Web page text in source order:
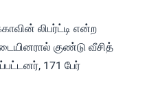
லிபர்ட்டி என்ற
குண்டு வீசித்
171 பேர்